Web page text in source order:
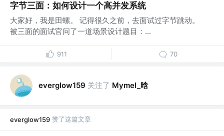
字节三面：如何设计一个高并发系统
大家好，我是田螺。 记得很久之前，去面试过字节跳动。
被三面的面试官问了一道场景设计题目：...
911 70
everglow159 关注了 Mymel_晗
everglow159 赞了这篇文章